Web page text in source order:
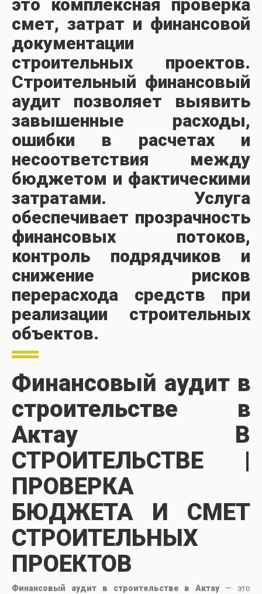
это комплексная проверка
смет, затрат и финансовой
документации
строительных проектов.
Строительный финансовый
аудит позволяет выявить
завышенные расходы,
ошибки в расчетах и
несоответствия между
бюджетом и фактическими
затратами. Услуга
обеспечивает прозрачность
финансовых потоков,
контроль подрядчиков и
снижение рисков
перерасхода средств при
реализации строительных
объектов.
Финансовый аудит в
строительстве в
Актау В
СТРОИТЕЛЬСТВЕ |
ПРОВЕРКА
БЮДЖЕТА И СМЕТ
СТРОИТЕЛЬНЫХ
ПРОЕКТОВ
Финансовый аудит в строительстве в Актау— это